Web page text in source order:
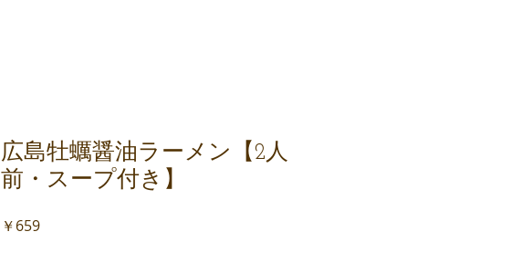
広島牡蠣醤油ラーメン【2人
前・スープ付き】
￥659価